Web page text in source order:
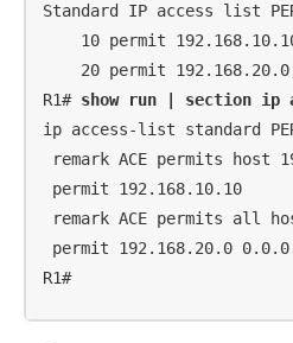
Standard IP access list
10 permit
20 permit
R1# show run | section ip
ip access-list standard
remark ACE permits host
permit 192.168.10.10
remark ACE permits all
permit 192.168.20.0
R1#